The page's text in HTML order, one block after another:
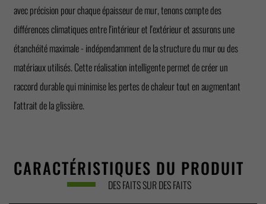
avec précision pour chaque épaisseur de mur, tenons compte des
différences climatiques entre l'intérieur et l'extérieur et assurons une
étanchéité maximale - indépendamment de la structure du mur ou des
matériaux utilisés. Cette réalisation intelligente permet de créer un
raccord durable qui minimise les pertes de chaleur tout en augmentant
l'attrait de la glissière.
CARACTÉRISTIQUES DU PRODUIT
DES FAITS SUR DES FAITS